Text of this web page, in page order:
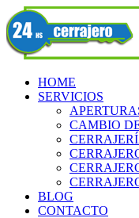
Skip
to
content
Facebook
HOME
SERVICIOS
CAMBIO
BLOG
CONTACTO